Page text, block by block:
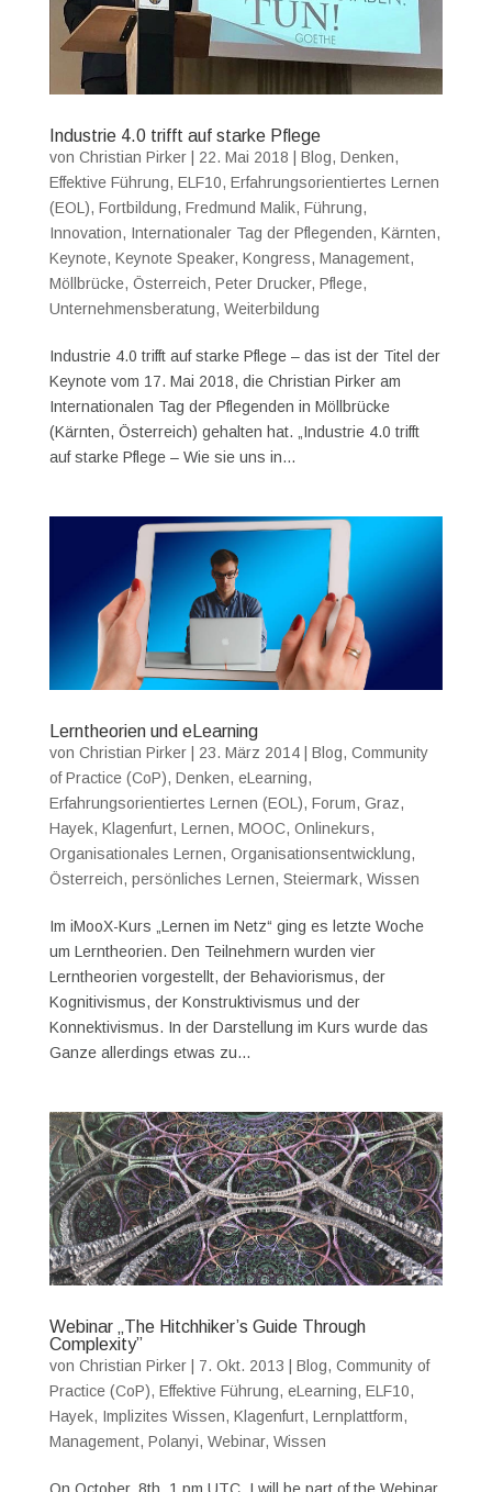
Industrie 4.0 trifft auf starke Pflege
von Christian Pirker| 22. Mai 2018 Blog, Denken,
Effektive Führung, ELF10, Erfahrungsorientiertes Lernen
(EOL), Fortbildung, Fredmund Malik, Führung,
Innovation, Internationaler Tag der Pflegenden, Kärnten,
Keynote, Keynote Speaker, Kongress, Management,
Möllbrücke, Österreich, Peter Drucker, Pflege,
Unternehmensberatung, Weiterbildung
Industrie 4.0 trifft auf starke Pflege – das ist der Titel der
Keynote vom 17. Mai 2018, die Christian Pirker am
Internationalen Tag der Pflegenden in Möllbrücke
(Kärnten, Österreich) gehalten hat. „Industrie 4.0 trifft
auf starke Pflege – Wie sie uns in...
Lerntheorien und eLearning
von Christian Pirker| 23. März 2014| Blog, Community
of Practice (CoP), Denken, eLearning,
Erfahrungsorientiertes Lernen (EOL), Forum, Graz,
Hayek, Klagenfurt, Lernen, MOOC, Onlinekurs,
Organisationales Lernen, Organisationsentwicklung,
Österreich, persönliches Lernen, Steiermark, Wissen
Im iMooX-Kurs „Lernen im Netz“ ging es letzte Woche
um Lerntheorien. Den Teilnehmern wurden vier
Lerntheorien vorgestellt, der Behaviorismus, der
Kognitivismus, der Konstruktivismus und der
Konnektivismus. In der Darstellung im Kurs wurde das
Ganze allerdings etwas zu...
Webinar „The Hitchhiker’s Guide Through
Complexity”
von Christian Pirker| 7. Okt. 2013 | Blog, Community of
Practice (CoP), Effektive Führung, eLearning, ELF10,
Hayek, Implizites Wissen, Klagenfurt, Lernplattform,
Management, Polanyi, Webinar, Wissen
On October, 8th, 1 pm UTC, I will be part of the Webinar